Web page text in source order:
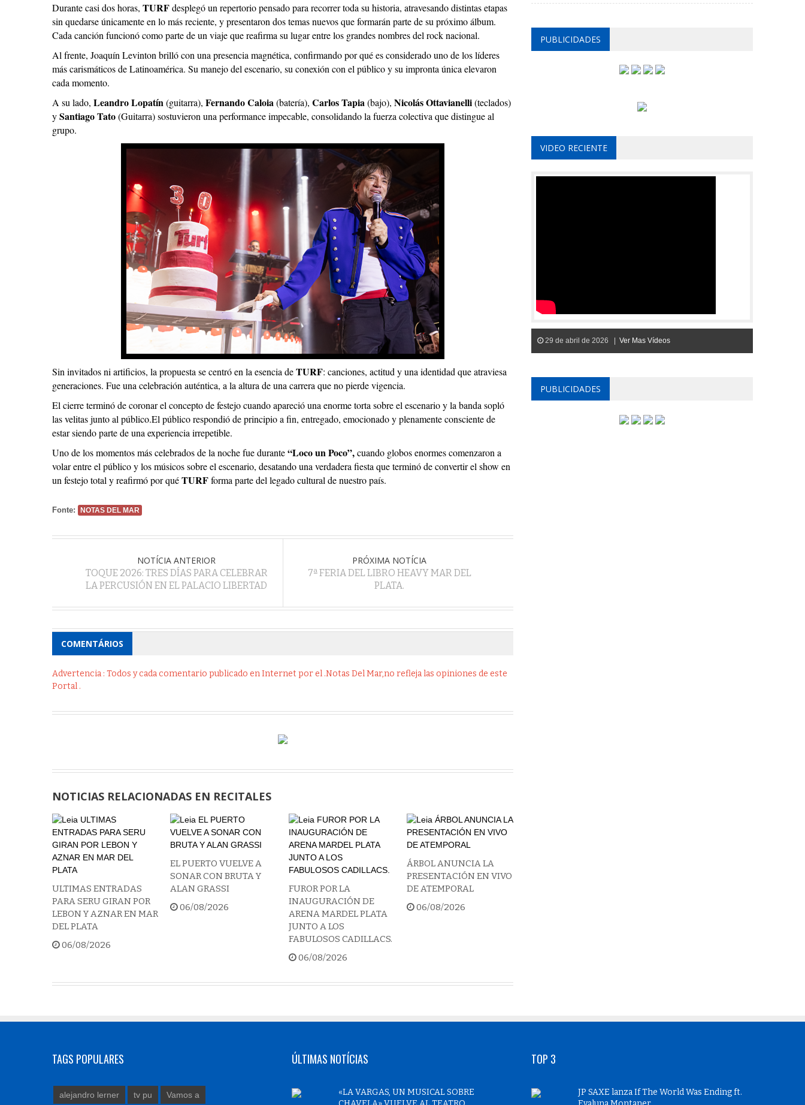
Durante casi dos horas, TURFdesplegó un repertorio pensado para recorrer toda su historia, atravesando distintas etapas
sin quedarse únicamente en lo más reciente, y presentaron dos temas nuevos que formarán parte de su próximo álbum.
Cada canción funcionó como parte de un viaje que reafirma su lugar entre los grandes nombres del rock nacional.
Al frente, Joaquín Levinton brilló con una presencia magnética, confirmando por qué es considerado uno de los líderes
más carismáticos de Latinoamérica. Su manejo del escenario, su conexión con el público y su impronta única elevaron
cada momento.
A su lado, Leandro Lopatín(guitarra), Fernando Caloia(batería), Carlos Tapia(bajo), Nicolás Ottavianelli(teclados)
ySantiago Tato(Guitarra) sostuvieron una performance impecable, consolidando la fuerza colectiva que distingue al
grupo.
Sin invitados ni artificios, la propuesta se centró en la esencia deTURF: canciones, actitud y una identidad que atraviesa
generaciones. Fue una celebración auténtica, a la altura de una carrera que no pierde vigencia.
El cierre terminó de coronar el concepto de festejo cuando apareció una enorme torta sobre el escenario y la banda sopló
las velitas junto al público.El público respondió de principio a fin, entregado, emocionado y plenamente consciente de
estar siendo parte de una experiencia irrepetible.
Uno de los momentos más celebrados de la noche fue durante“Loco un Poco”,cuando globos enormes comenzaron a
volar entre el público y los músicos sobre el escenario, desatando una verdadera fiesta que terminó de convertir el show en
un festejo total y reafirmó por quéTURFforma parte del legado cultural de nuestro país.
Fonte: NOTAS DEL MAR
NOTÍCIA ANTERIOR
TOQUE 2026: TRES DÍAS PARA CELEBRAR
LA PERCUSIÓN EN EL PALACIO LIBERTAD
PRÓXIMA NOTÍCIA
7ª FERIA DEL LIBRO HEAVY MAR DEL
PLATA.
COMENTÁRIOS
Advertencia : Todos y cada comentario publicado en Internet por el .Notas Del Mar,no refleja las opiniones de este
Portal .
NOTICIAS RELACIONADAS EN RECITALES
ULTIMAS ENTRADAS
PARA SERU GIRAN POR
LEBON Y AZNAR EN MAR
DEL PLATA
06/08/2026
EL PUERTO VUELVE A
SONAR CON BRUTA Y
ALAN GRASSI
06/08/2026
FUROR POR LA
INAUGURACIÓN DE
ARENA MARDEL PLATA
JUNTO A LOS
FABULOSOS CADILLACS.
06/08/2026
ÁRBOL ANUNCIA LA
PRESENTACIÓN EN VIVO
DE ATEMPORAL
06/08/2026
PUBLICIDADES
VIDEO RECIENTE
29 de abril de 2026 | Ver Mas Vídeos
PUBLICIDADES
TAGS POPULARES
alejandro lerner tv pu Vamos a
ÚLTIMAS NOTÍCIAS
«LA VARGAS, UN MUSICAL SOBRE
TOP 3
JP SAXE lanza If The World Was Ending ft.